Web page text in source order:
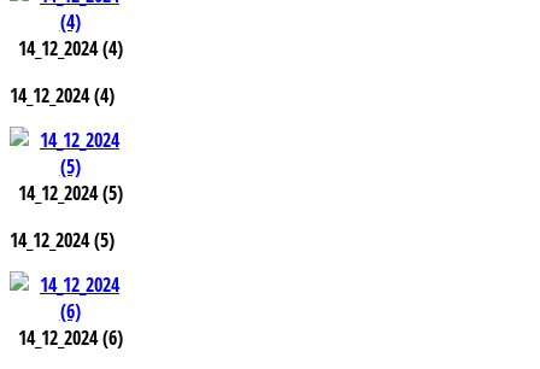
14_12_2024 (4)
14_12_2024 (4)
14_12_2024 (5)
14_12_2024 (5)
14_12_2024 (6)